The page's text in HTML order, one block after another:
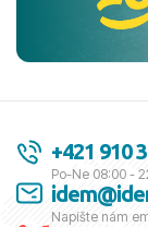
+421 910
Po-Ne 08:00 -
Napíšte nám